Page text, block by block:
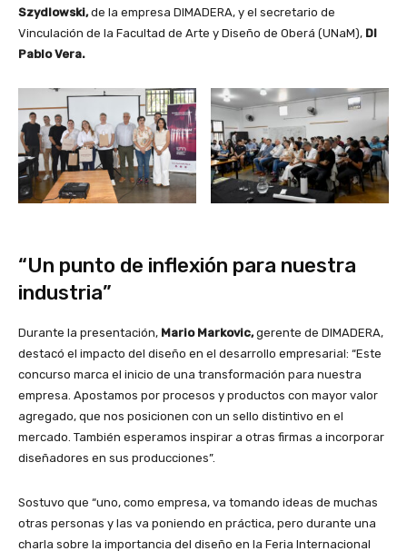
Szydlowski,de la empresa DIMADERA, y el secretario de
Vinculación de la Facultad de Arte y Diseño de Oberá (UNaM), DI
Pablo Vera.
“Un punto de inflexión para nuestra
industria”
Durante la presentación, Mario Markovic,gerente de DIMADERA,
destacó el impacto del diseño en el desarrollo empresarial: “Este
concurso marca el inicio de una transformación para nuestra
empresa. Apostamos por procesos y productos con mayor valor
agregado, que nos posicionen con un sello distintivo en el
mercado. También esperamos inspirar a otras firmas a incorporar
diseñadores en sus producciones”.
Sostuvo que “uno, como empresa, va tomando ideas de muchas
otras personas y las va poniendo en práctica, pero durante una
charla sobre la importancia del diseño en la Feria Internacional